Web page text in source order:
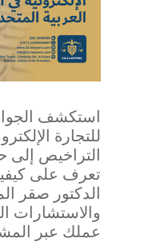
استكشف
للتجارة
التراخيص إلى
تعرف على
الدكتور صقر
والاستشارات
عملك عبر